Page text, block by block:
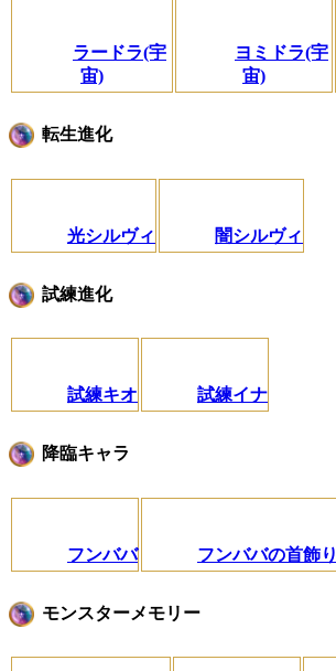
ラードラ(宇
宙)
ヨミドラ(宇
宙)
転生進化
光シルヴィ 闇シルヴィ
試練進化
試練キオ 試練イナ
降臨キャラ
フンババ フンババの首飾り
モンスターメモリー